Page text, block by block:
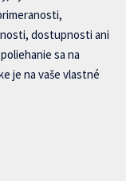
dostupnosti ani
sa na
je na vaše vlastné